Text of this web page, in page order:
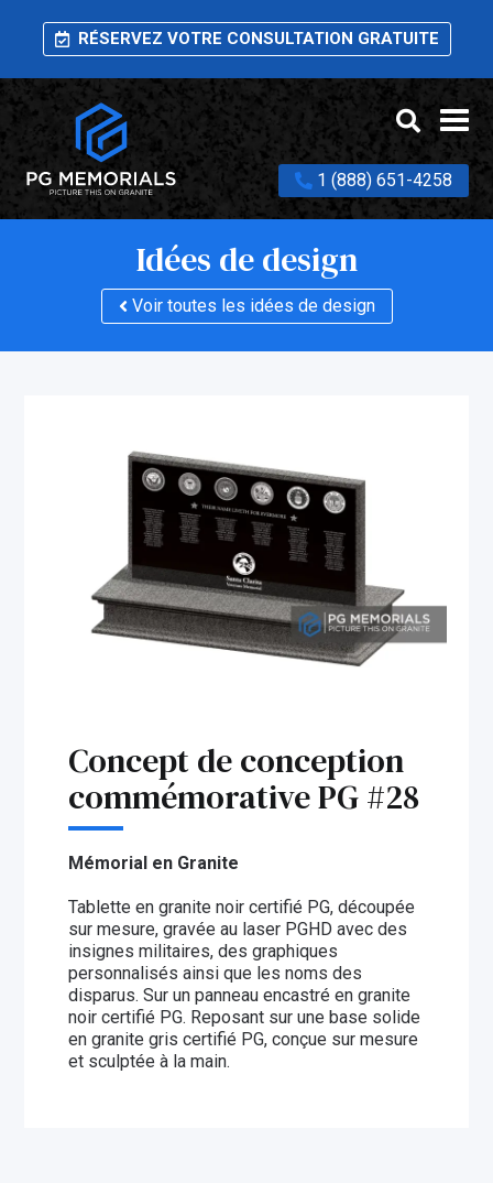
RÉSERVEZ VOTRE CONSULTATION GRATUITE
1 (888) 651-4258
Idées de design
Voir toutes les idées de design
Concept de conception
commémorative PG #28
Mémorial en Granite
Tablette en granite noir certifié PG, découpée
sur mesure, gravée au laser PGHD avec des
insignes militaires, des graphiques
personnalisés ainsi que les noms des
disparus. Sur un panneau encastré en granite
noir certifié PG. Reposant sur une base solide
en granite gris certifié PG, conçue sur mesure
et sculptée à la main.